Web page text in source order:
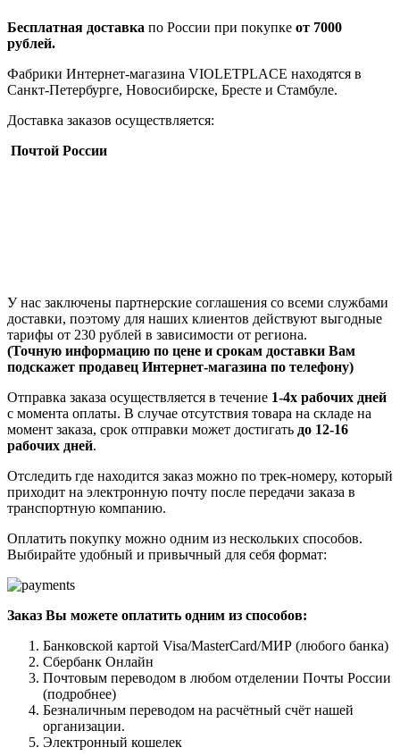
Бесплатная доставка по России при покупке от 7000
рублей.
Фабрики Интернет-магазина VIOLETPLACE находятся в
Санкт-Петербурге, Новосибирске, Бресте и Стамбуле.
Доставка заказов осуществляется:
Почтой России
У нас заключены партнерские соглашения со всеми службами
доставки, поэтому для наших клиентов действуют выгодные
тарифы от 230 рублей в зависимости от региона.
(Точную информацию по цене и срокам доставки Вам
подскажет продавец Интернет-магазина по телефону)
Отправка заказа осуществляется в течение 1-4х рабочих дней
с момента оплаты. В случае отсутствия товара на складе на
момент заказа, срок отправки может достигать до 12-16
рабочих дней.
Отследить где находится заказ можно по трек-номеру, который
приходит на электронную почту после передачи заказа в
транспортную компанию.
Оплатить покупку можно одним из нескольких способов.
Выбирайте удобный и привычный для себя формат:
Заказ Вы можете оплатить одним из способов:
Банковской картой Visa/MasterCard/МИР (любого банка)
Сбербанк Онлайн
Почтовым переводом в любом отделении Почты России
(подробнее)
Безналичным переводом на расчётный счёт нашей
организации.
Электронный кошелек